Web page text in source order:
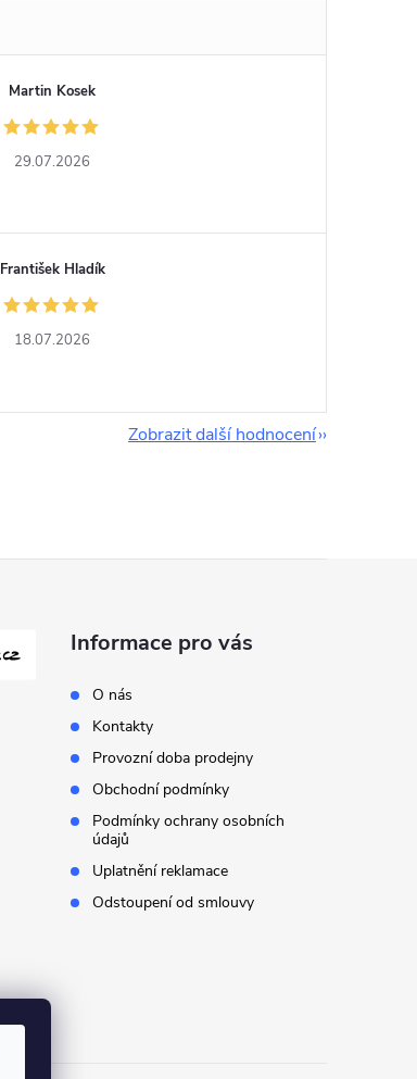
Martin Kosek
29.07.2026
František Hladík
18.07.2026
Zobrazit další hodnocení
Informace pro vás
O nás
Kontakty
Provozní doba prodejny
Obchodní podmínky
Podmínky ochrany osobních
údajů
Uplatnění reklamace
Odstoupení od smlouvy